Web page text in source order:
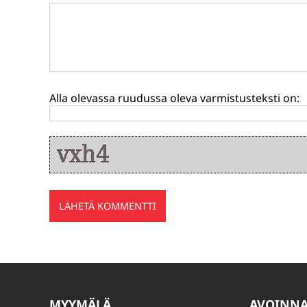
Alla olevassa ruudussa oleva varmistusteksti on: